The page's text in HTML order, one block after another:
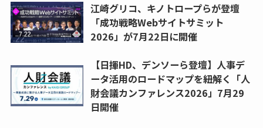
江崎グリコ、キノトロープらが登壇
「成功戦略Webサイトサミット
2026」が7月22日に開催
【日揮HD、デンソーら登壇】人事デ
ータ活用のロードマップを紐解く「人
財会議カンファレンス2026」7月29
日開催